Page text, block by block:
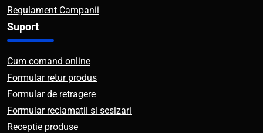
Regulament Campanii
Suport
Cum comand online
Formular retur produs
Formular de retragere
Formular reclamatii si sesizari
Receptie produse